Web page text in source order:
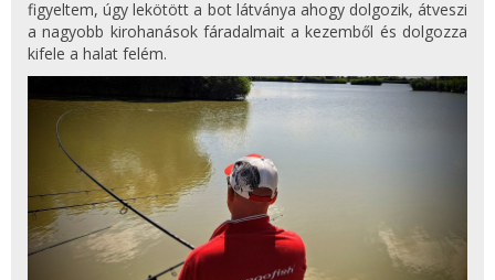
figyeltem, úgy lekötött a bot látványa ahogy dolgozik, átveszi
a nagyobb kirohanások fáradalmait a kezemből és dolgozza
kifele a halat felém.